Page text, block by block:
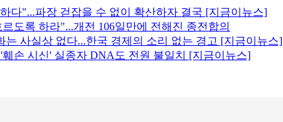
다"...파장 걷잡을 수 없이 확산하자 결국 [지금이뉴스]
도록 하라"...개전 106일만에 전해진 종전합의
는 사실상 없다...한국 경제의 소리 없는 경고 [지금이뉴스]
손 시신' 실종자 DNA도 전원 불일치 [지금이뉴스]